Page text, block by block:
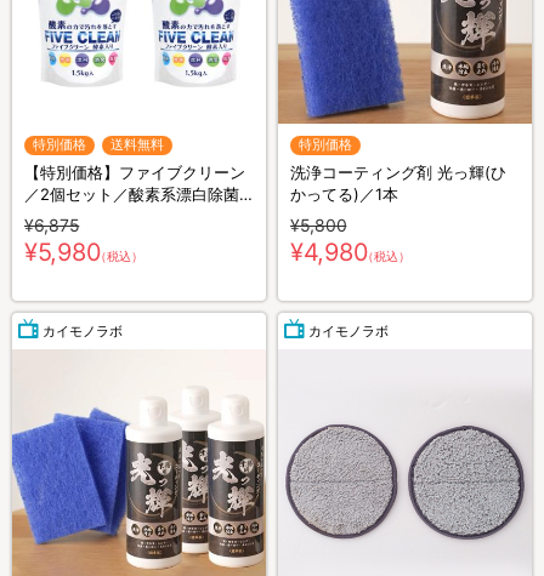
特別価格 送料無料
【特別価格】ファイブクリーン
／2個セット／酸素系漂白除菌
洗浄剤／送料無料
¥6,875
¥5,980（税込）
特別価格
洗浄コーティング剤 光っ輝(ひ
かってる)／1本
¥5,800
¥4,980（税込）
カイモノラボ カイモノラボ